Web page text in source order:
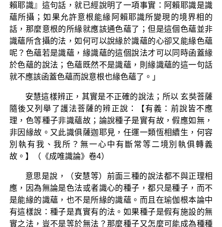
賴耶識』這句話，就已經說明了一項事實：阿賴耶識是識
蘊所攝；如果允許意根能緣阿賴耶識所變現的境界相的
話，那麼意根的所緣就應該通色蘊了；但是這個色蘊並非
識蘊所含攝的法，如何可以說緣於識蘊的心卻又能緣色蘊
呢？色蘊若是識蘊，緣識蘊的這個說法才可以同時函蓋緣
於色蘊的說法；色蘊既然不是識蘊，則緣識蘊的這一句話
就不應該函蓋色蘊而說意根也緣色蘊了。」
安慧這樣辨正，其實是不正確的說法；所以 玄奘菩薩
隨後又列舉了護法菩薩的辨正說：【有義：前說皆不應
理，色等種子非識蘊故；論說種子是實有故，假應如無，
非因緣故。又此識俱薩迦耶見，任運一類恆相續生，何容
別執有我、我所？無一心中有斷常等二境別執俱轉義
故。】（《成唯識論》卷4）
意思是說，（安慧等）前面三種的說法都不與正理相
應，因為無論是色法或者識心的種子，都只是種子，而不
是能緣的識蘊，也不是所緣的識蘊。而且在瑜伽根本論中
有這樣說：種子是真實有的法。如果種子是假有施設的無
實之法，豈不是等於無法？那麼種子又怎麼可能成為種種